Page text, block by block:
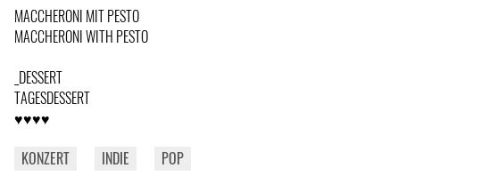
MACCHERONI MIT PESTO
MACCHERONI WITH PESTO
_DESSERT
TAGESDESSERT
♥♥♥♥
KONZERT
INDIE POP